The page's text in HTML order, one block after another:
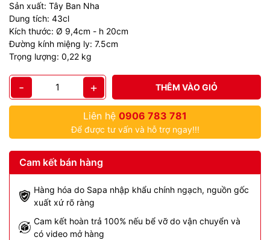
Sản xuất: Tây Ban Nha
Dung tích: 43cl
Kích thước: Ø 9,4cm - h 20cm
Đường kính miệng ly: 7.5cm
Trọng lượng: 0,22 kg
- + THÊM VÀO GIỎ
Liên hệ 0906 783 781
Để được tư vấn và hỗ trợ ngay!!!
Cam kết bán hàng
Hàng hóa do Sapa nhập khẩu chính ngạch, nguồn gốc
xuất xứ rõ ràng
Cam kết hoàn trả 100% nếu bể vỡ do vận chuyển và
có video mở hàng